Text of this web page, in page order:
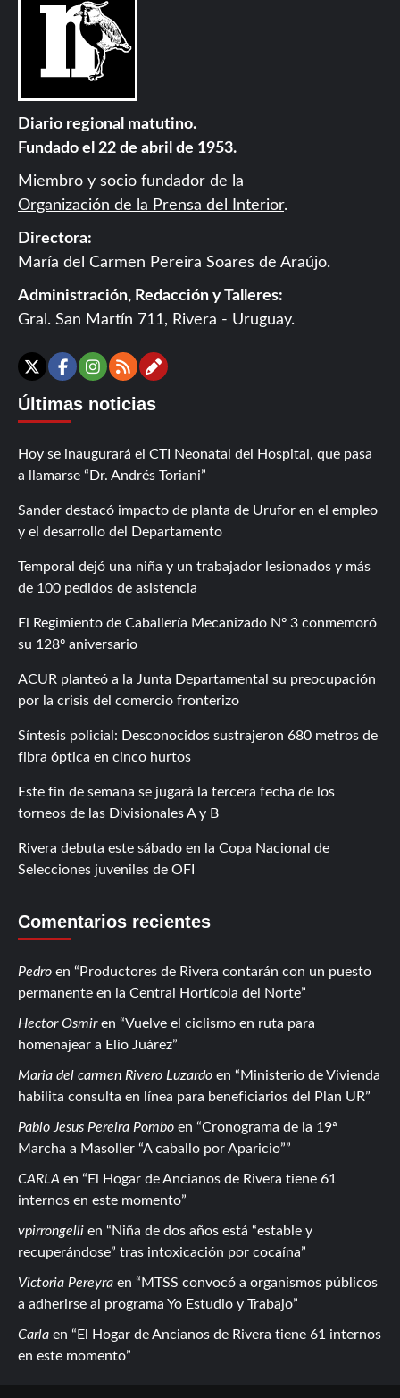
Diario regional matutino.
Fundado el 22 de abril de 1953.
Miembro y socio fundador de la
Organización de la Prensa del Interior.
Directora:
María del Carmen Pereira Soares de Araújo.
Administración, Redacción y Talleres:
Gral. San Martín 711, Rivera - Uruguay.
X Facebook
Instagram
RSSContáctanos
Últimas noticias
Hoy se inaugurará el CTI Neonatal del Hospital, que pasa
a llamarse “Dr. Andrés Toriani”
Sander destacó impacto de planta de Urufor en el empleo
y el desarrollo del Departamento
Temporal dejó una niña y un trabajador lesionados y más
de 100 pedidos de asistencia
El Regimiento de Caballería Mecanizado Nº 3 conmemoró
su 128º aniversario
ACUR planteó a la Junta Departamental su preocupación
por la crisis del comercio fronterizo
Síntesis policial: Desconocidos sustrajeron 680 metros de
fibra óptica en cinco hurtos
Este fin de semana se jugará la tercera fecha de los
torneos de las Divisionales A y B
Rivera debuta este sábado en la Copa Nacional de
Selecciones juveniles de OFI
Comentarios recientes
Pedro en
Productores de Rivera contarán con un puesto
permanente en la Central Hortícola del Norte
Hector Osmiren
Vuelve el ciclismo en ruta para
homenajear a Elio Juárez
Maria del carmen Rivero Luzardo en
Ministerio de Vivienda
habilita consulta en línea para beneficiarios del Plan UR
Pablo Jesus Pereira Pombo en
Cronograma de la 19ª
Marcha a Masoller “A caballo por Aparicio”
CARLA en
El Hogar de Ancianos de Rivera tiene 61
internos en este momento
vpirrongelli en
Niña de dos años está “estable y
recuperándose” tras intoxicación por cocaína
Victoria Pereyra en
MTSS convocó a organismos públicos
a adherirse al programa Yo Estudio y Trabajo
Carla en
El Hogar de Ancianos de Rivera tiene 61 internos
en este momento